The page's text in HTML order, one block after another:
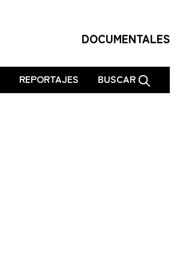
DOCUMENTALES
REPORTAJES BUSCAR